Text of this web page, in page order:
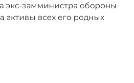
экс-замминистра обороны
активы всех его родных